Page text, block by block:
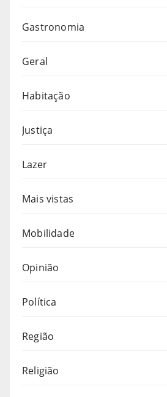
Gastronomia
Geral
Habitação
Justiça
Lazer
Mais vistas
Mobilidade
Opinião
Política
Região
Religião